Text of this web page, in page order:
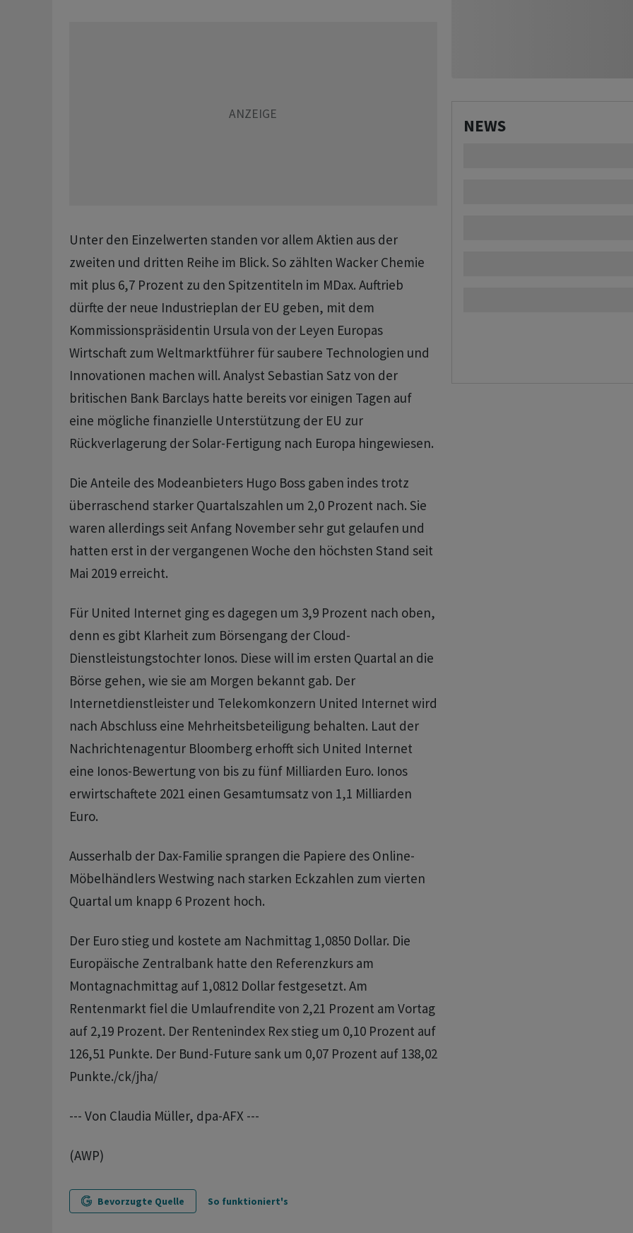
Unter den Einzelwerten standen vor allem Aktien aus der
zweiten und dritten Reihe im Blick. So zählten Wacker Chemie
mit plus 6,7 Prozent zu den Spitzentiteln im MDax. Auftrieb
dürfte der neue Industrieplan der EU geben, mit dem
Kommissionspräsidentin Ursula von der Leyen Europas
Wirtschaft zum Weltmarktführer für saubere Technologien und
Innovationen machen will. Analyst Sebastian Satz von der
britischen Bank Barclays hatte bereits vor einigen Tagen auf
eine mögliche finanzielle Unterstützung der EU zur
Rückverlagerung der Solar-Fertigung nach Europa hingewiesen.
Die Anteile des Modeanbieters Hugo Boss gaben indes trotz
überraschend starker Quartalszahlen um 2,0 Prozent nach. Sie
waren allerdings seit Anfang November sehr gut gelaufen und
hatten erst in der vergangenen Woche den höchsten Stand seit
Mai 2019 erreicht.
Für United Internet ging es dagegen um 3,9 Prozent nach oben,
denn es gibt Klarheit zum Börsengang der Cloud-
Dienstleistungstochter Ionos. Diese will im ersten Quartal an die
Börse gehen, wie sie am Morgen bekannt gab. Der
Internetdienstleister und Telekomkonzern United Internet wird
nach Abschluss eine Mehrheitsbeteiligung behalten. Laut der
Nachrichtenagentur Bloomberg erhofft sich United Internet
eine Ionos-Bewertung von bis zu fünf Milliarden Euro. Ionos
erwirtschaftete 2021 einen Gesamtumsatz von 1,1 Milliarden
Euro.
Ausserhalb der Dax-Familie sprangen die Papiere des Online-
Möbelhändlers Westwing nach starken Eckzahlen zum vierten
Quartal um knapp 6 Prozent hoch.
Der Euro stieg und kostete am Nachmittag 1,0850 Dollar. Die
Europäische Zentralbank hatte den Referenzkurs am
Montagnachmittag auf 1,0812 Dollar festgesetzt. Am
Rentenmarkt fiel die Umlaufrendite von 2,21 Prozent am Vortag
auf 2,19 Prozent. Der Rentenindex Rex stieg um 0,10 Prozent auf
126,51 Punkte. Der Bund-Future sank um 0,07 Prozent auf 138,02
Punkte./ck/jha/
--- Von Claudia Müller, dpa-AFX ---
(AWP)
Bevorzugte Quelle So funktioniert's
NEWS